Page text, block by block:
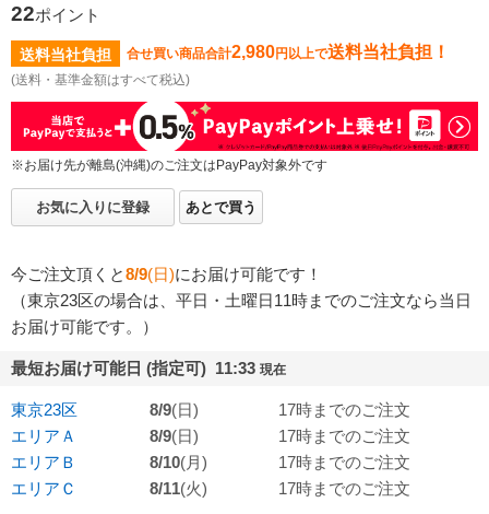
22ポイント
送料当社負担 合せ買い商品合計2,980円以上で送料当社負担！
(送料・基準金額はすべて税込)
※お届け先が離島(沖縄)のご注文はPayPay対象外です
お気に入りに登録 あとで買う
今ご注文頂くと8/9(日)にお届け可能です！
（東京23区の場合は、平日・土曜日11時までのご注文なら当日
お届け可能です。）
最短お届け可能日 (指定可) 11:33 現在
東京23区 8/9(日)
17時までのご注文
エリアＡ
8/9(日)
17時までのご注文
エリアＢ
8/10(月)
17時までのご注文
エリアＣ
8/11(火) 17時までのご注文